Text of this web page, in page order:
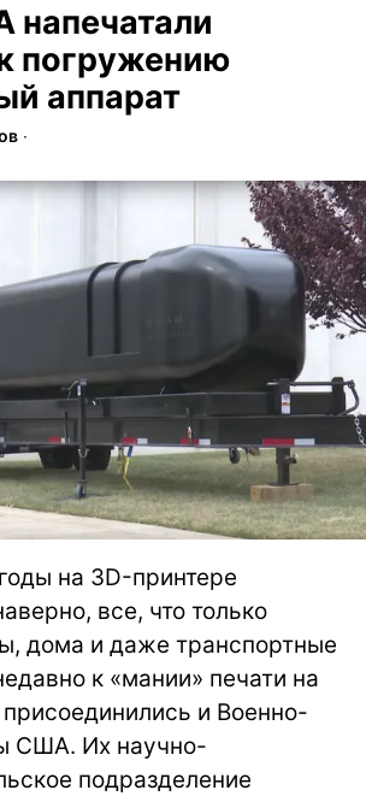
погружению
аппарат
∙
на 3D-принтере
все, что только
дома и даже транспортные
к «мании» печати на
и Военно-
США. Их научно-
подразделение